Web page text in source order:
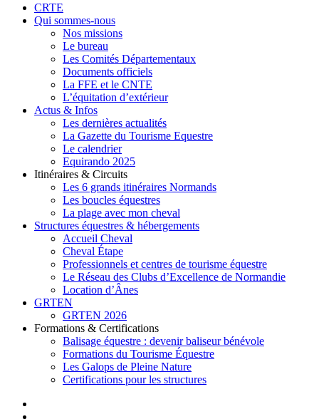
search
Menu
CRTE
Qui sommes-nous
Nos missions
Le bureau
Les Comités Départementaux
Documents officiels
La FFE et le CNTE
L’équitation d’extérieur
Actus & Infos
Les dernières actualités
La Gazette du Tourisme Equestre
Le calendrier
Equirando 2025
Itinéraires & Circuits
Les 6 grands itinéraires Normands
Les boucles équestres
La plage avec mon cheval
Structures équestres & hébergements
Accueil Cheval
Cheval Étape
Professionnels et centres de tourisme équestre
Le Réseau des Clubs d’Excellence de Normandie
Location d’Ânes
GRTEN
GRTEN 2026
Formations & Certifications
Balisage équestre : devenir baliseur bénévole
Formations du Tourisme Équestre
Les Galops de Pleine Nature
Certifications pour les structures